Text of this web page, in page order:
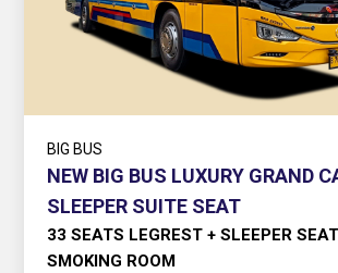
BIG BUS
NEW BIG BUS LUXURY GRAND
SLEEPER SUITE SEAT
33 SEATS LEGREST + SLEEPER
SMOKING ROOM